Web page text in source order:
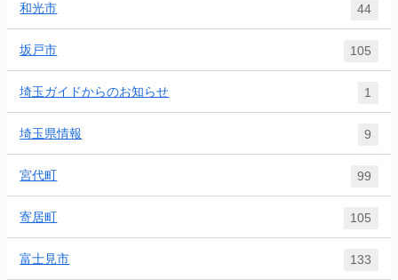
和光市 44
坂戸市 105
埼玉ガイドからのお知らせ 1
埼玉県情報 9
宮代町 99
寄居町 105
富士見市 133